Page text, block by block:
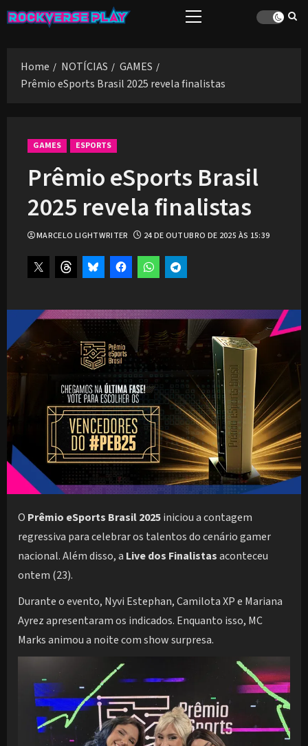
Skip
to
Primary
Home
NOTÍCIAS
GAMES
Prêmio eSports Brasil 2025 revela finalistas
GAMES ESPORTS
Prêmio eSports Brasil
2025 revela finalistas
MARCELO LIGHTWRITER 24 DE OUTUBRO DE 2025 ÀS 15:39
O Prêmio eSports Brasil 2025iniciou a contagem
regressiva para celebrar os talentos do cenário gamer
nacional. Além disso, a Live dos Finalistasaconteceu
ontem (23).
Durante o evento, Nyvi Estephan, Camilota XP e Mariana
Ayrez apresentaram os indicados. Enquanto isso, MC
Marks animou a noite com show surpresa.